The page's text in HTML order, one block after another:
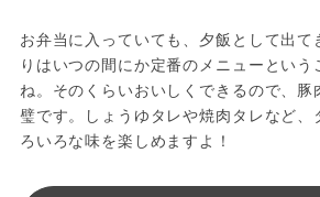
お弁当に入っていても、夕飯として出
りはいつの間にか定番のメニューという
ね。そのくらいおいしくできるので、豚
璧です。しょうゆタレや焼肉タレなど、
ろいろな味を楽しめますよ！